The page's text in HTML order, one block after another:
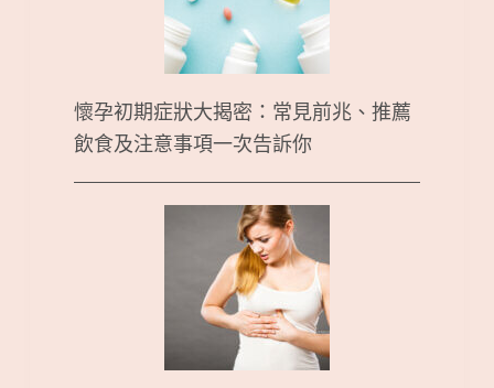
懷孕初期症狀大揭密：常見前兆、推薦
飲食及注意事項一次告訴你